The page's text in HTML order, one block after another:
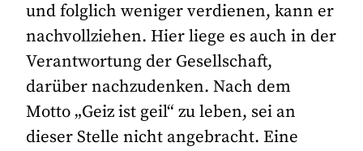
und folglich weniger verdienen, kann er
nachvollziehen. Hier liege es auch in der
Verantwortung der Gesellschaft,
darüber nachzudenken. Nach dem
Motto „Geiz ist geil“ zu leben, sei an
dieser Stelle nicht angebracht. Eine